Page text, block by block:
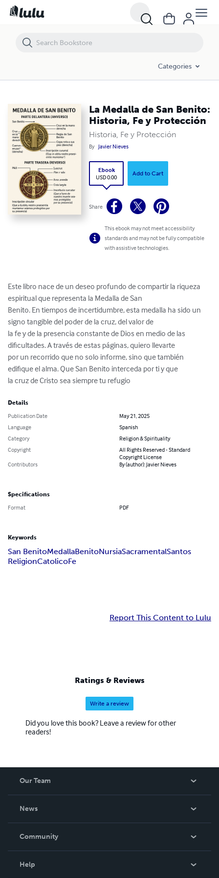
Categories
La Medalla de San Benito:
Historia, Fe y Protección
Historia, Fe y Protección
By Javier Nieves
Ebook
USD 0.00
Add to Cart
Share
This ebook may not meet accessibility
standards and may not be fully compatible
with assistive technologies.
Este libro nace de un deseo profundo de compartir la riqueza
espiritual que representa la Medalla de San
Benito. En tiempos de incertidumbre, esta medalla ha sido un
signo tangible del poder de la cruz, del valor de
la fe y de la presencia constante de Dios en medio de las
dificultades. A través de estas páginas, quiero llevarte
por un recorrido que no solo informe, sino que también
edifique el alma. Que San Benito interceda por ti y que
la cruz de Cristo sea siempre tu refugio
Details
Publication Date
May 21, 2025
Language
Spanish
Category
Religion & Spirituality
Copyright
All Rights Reserved - Standard
Copyright License
Contributors
By (author): Javier Nieves
Specifications
Format PDF
Keywords
San BenitoMedallaBenitoNursiaSacramentalSantos
ReligionCatolicoFe
Report This Content to Lulu
Ratings & Reviews
Write a review
Did you love this book? Leave a review for other
readers!
Our Team
News
In The News
Community
Help
La Medalla de San Benito: Historia, Fe y Protección